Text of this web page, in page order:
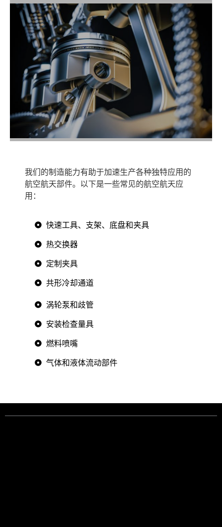
我们的制造能力有助于加速生产各种独特应用的
航空航天部件。以下是一些常见的航空航天应
用：
快速工具、支架、底盘和夹具
热交换器
定制夹具
共形冷却通道
涡轮泵和歧管
安装检查量具
燃料喷嘴
气体和液体流动部件